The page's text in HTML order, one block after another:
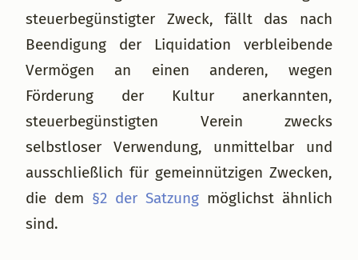
steuerbegünstigter Zweck, fällt das nach
Beendigung der Liquidation verbleibende
Vermögen an einen anderen, wegen
Förderung der Kultur anerkannten,
steuerbegünstigten Verein zwecks
selbstloser Verwendung, unmittelbar und
ausschließlich für gemeinnützigen Zwecken,
die dem §2 der Satzungmöglichst ähnlich
sind.